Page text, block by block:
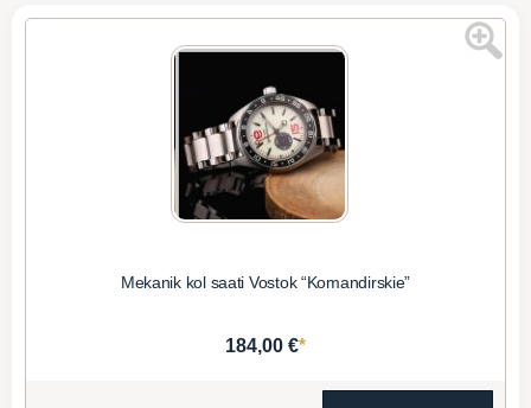
Mekanik kol saati Vostok “Komandirskie”
184,00 €*